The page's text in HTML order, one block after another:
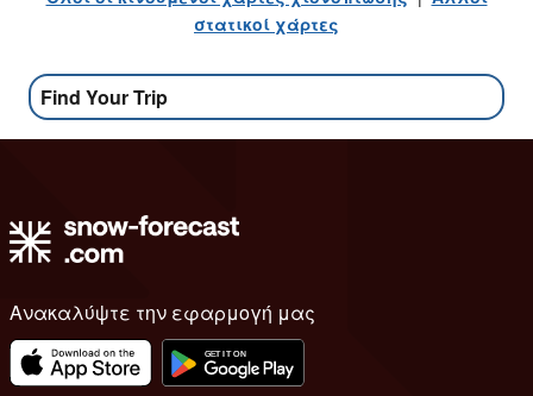
στατικοί χάρτες
Find Your Trip
Ανακαλύψτε την εφαρμογή μας